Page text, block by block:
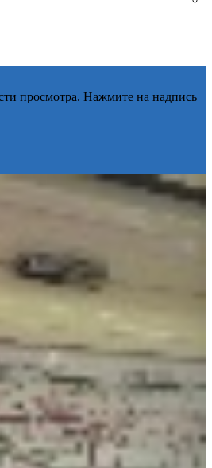
просмотра. Нажмите на надпись